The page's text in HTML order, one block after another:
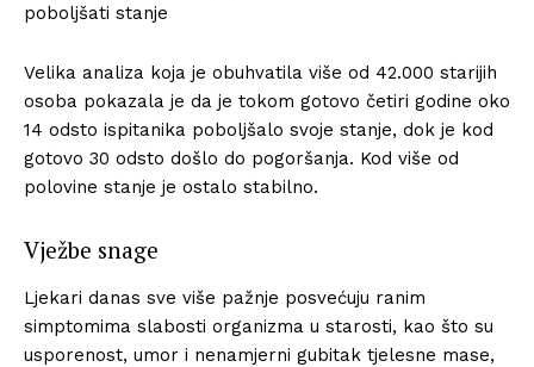
poboljšati stanje
Velika analiza koja je obuhvatila više od 42.000 starijih
osoba pokazala je da je tokom gotovo četiri godine oko
14 odsto ispitanika poboljšalo svoje stanje, dok je kod
gotovo 30 odsto došlo do pogoršanja. Kod više od
polovine stanje je ostalo stabilno.
Vježbe snage
Ljekari danas sve više pažnje posvećuju ranim
simptomima slabosti organizma u starosti, kao što su
usporenost, umor i nenamjerni gubitak tjelesne mase,